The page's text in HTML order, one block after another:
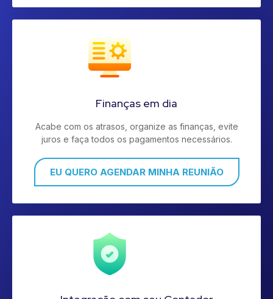
Finanças em dia
Acabe com os atrasos, organize as finanças, evite
juros e faça todos os pagamentos necessários.
EU QUERO AGENDAR MINHA REUNIÃO